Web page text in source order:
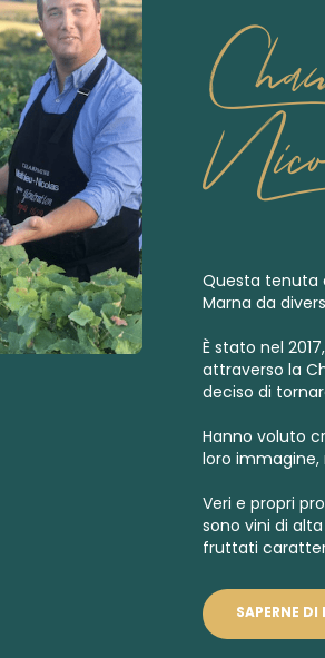
Questa tenuta
Marna da
È stato nel
attraverso la
deciso di
Hanno voluto
loro immagine,
Veri e propri
sono vini di
fruttati
SAPERNE DI